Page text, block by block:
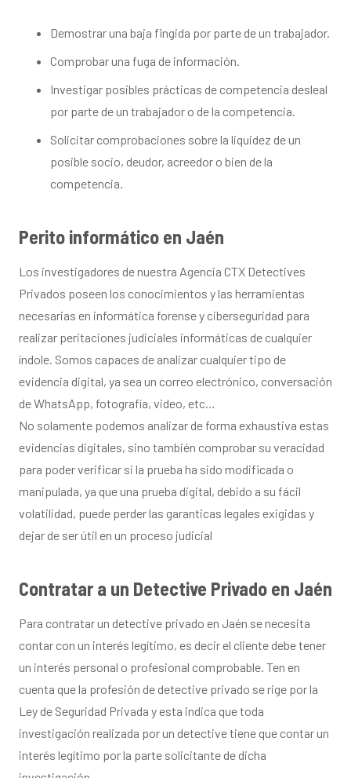
Demostrar una baja fingida por parte de un trabajador.
Comprobar una fuga de información.
Investigar posibles prácticas de competencia desleal
por parte de un trabajador o de la competencia.
Solicitar comprobaciones sobre la liquidez de un
posible socio, deudor, acreedor o bien de la
competencia.
Perito informático en Jaén
Los investigadores de nuestra Agencia CTX Detectives
Privados poseen los conocimientos y las herramientas
necesarias en informática forense y ciberseguridad para
realizar peritaciones judiciales informáticas de cualquier
índole. Somos capaces de analizar cualquier tipo de
evidencia digital, ya sea un correo electrónico, conversación
de WhatsApp, fotografía, video, etc…
No solamente podemos analizar de forma exhaustiva estas
evidencias digitales, sino también comprobar su veracidad
para poder verificar si la prueba ha sido modificada o
manipulada, ya que una prueba digital, debido a su fácil
volatilidad, puede perder las garanticas legales exigidas y
dejar de ser útil en un proceso judicial
Contratar a un Detective Privado en Jaén
Para contratar un detective privado en Jaén se necesita
contar con un interés legítimo, es decir el cliente debe tener
un interés personal o profesional comprobable. Ten en
cuenta que la profesión de detective privado se rige por la
Ley de Seguridad Privada y esta indica que toda
investigación realizada por un detective tiene que contar un
interés legítimo por la parte solicitante de dicha